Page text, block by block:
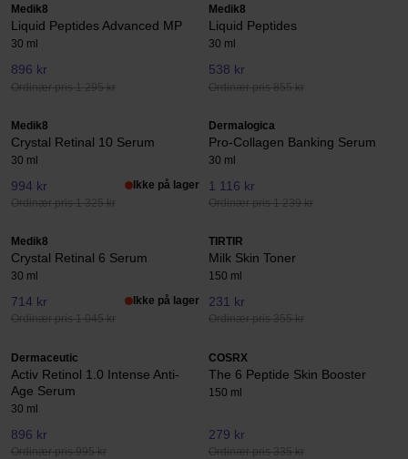
Medik8
Liquid Peptides Advanced MP
30 ml
896 kr
Ordinær pris 1 295 kr
Medik8
Liquid Peptides
30 ml
538 kr
Ordinær pris 855 kr
Medik8
Crystal Retinal 10 Serum
30 ml
994 kr
Ordinær pris 1 325 kr
Ikke på lager
Dermalogica
Pro-Collagen Banking Serum
30 ml
1 116 kr
Ordinær pris 1 239 kr
Medik8
Crystal Retinal 6 Serum
30 ml
714 kr
Ordinær pris 1 045 kr
Ikke på lager
TIRTIR
Milk Skin Toner
150 ml
231 kr
Ordinær pris 355 kr
Dermaceutic
Activ Retinol 1.0 Intense Anti-
Age Serum
30 ml
896 kr
Ordinær pris 995 kr
COSRX
The 6 Peptide Skin Booster
150 ml
279 kr
Ordinær pris 335 kr